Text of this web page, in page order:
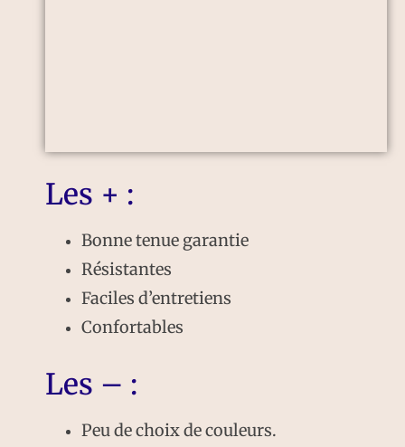
Les + :
Bonne tenue garantie
Résistantes
Faciles d’entretiens
Confortables
Les – :
Peu de choix de couleurs.